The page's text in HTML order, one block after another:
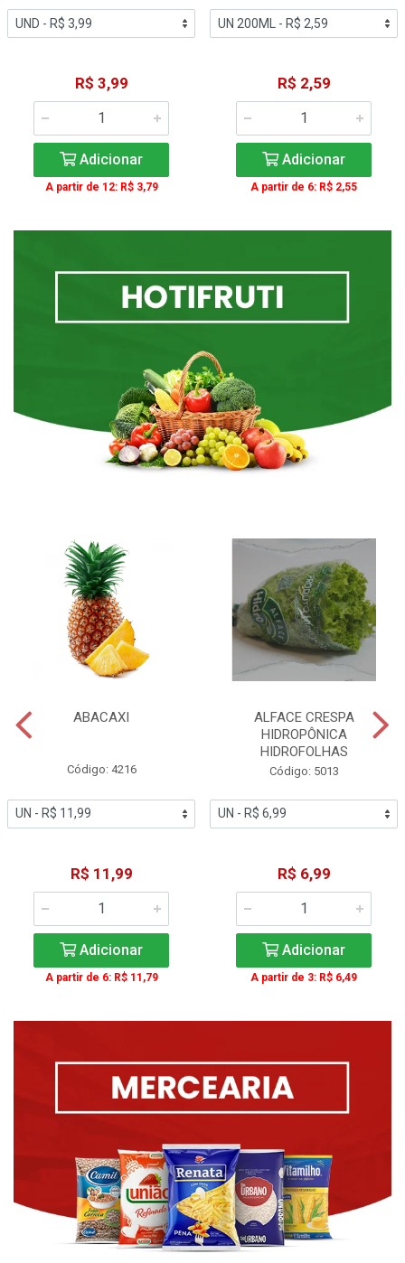
R$ 3,99
Adicionar
A partir de 12: R$ 3,79
R$ 2,59
Adicionar
A partir de 6: R$ 2,55
ABACAXI
Código: 4216
R$ 11,99
Adicionar
A partir de 6: R$ 11,79
ALFACE CRESPA
HIDROPÔNICA
HIDROFOLHAS
Código: 5013
R$ 6,99
Adicionar
A partir de 3: R$ 6,49